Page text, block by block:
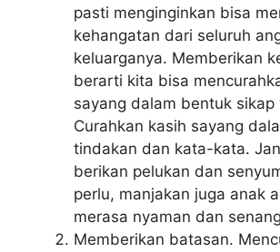
pasti menginginkan bisa
kehangatan dari seluruh
keluarganya. Memberikan
berarti kita bisa
sayang dalam bentuk sikap
Curahkan kasih sayang
tindakan dan kata-kata.
berikan pelukan dan
perlu, manjakan juga anak
merasa nyaman dan
Memberikan batasan.